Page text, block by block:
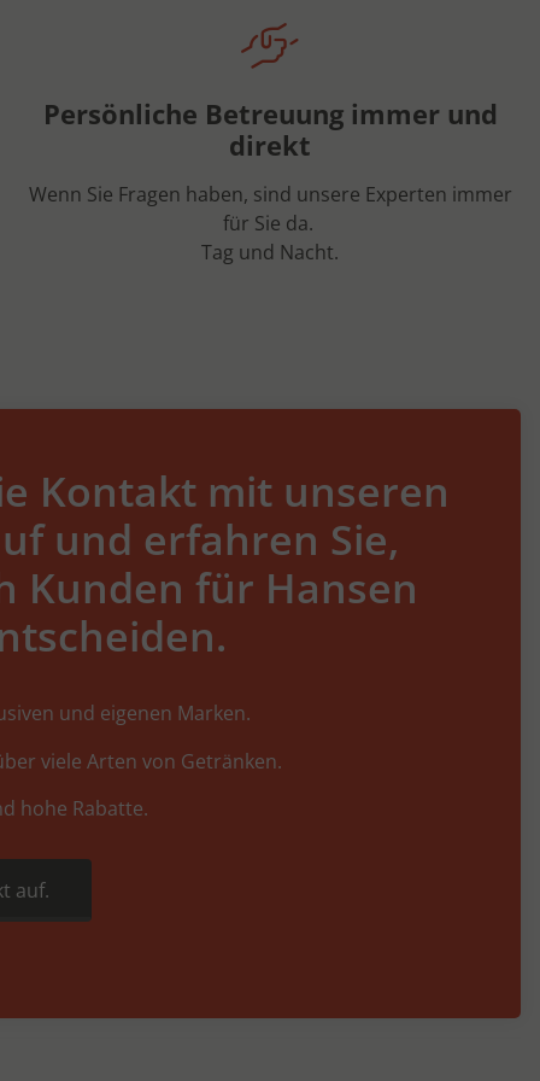
Persönliche Betreuung immer und
direkt
Wenn Sie Fragen haben, sind unsere Experten immer
für Sie da.
Tag und Nacht.
Kontakt mit unseren
und erfahren Sie,
Kunden für Hansen
und eigenen Marken.
viele Arten von Getränken.
hohe Rabatte.
auf.